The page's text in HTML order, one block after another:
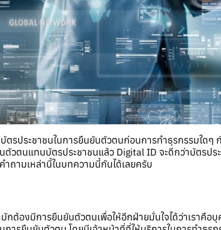
ตรประชาชนในการยืนยันตัวตนก่อนการทำธุรกรรมใด
วตนแทนบัตรประชาชนแล้ว Digital ID จะดีกว่าบัตรประ
ถามเหล่านี้ในบทความนี้กันได้เลยครับ
กต้องมีการยืนยันตัวตนเพื่อให้อีกฝ่ายมั่นใจได้ว่าเราคื